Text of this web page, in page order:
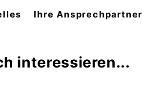
Ihre Ansprechpartner
interessieren...